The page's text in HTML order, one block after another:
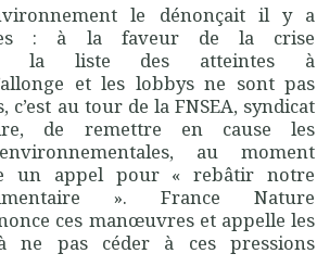
le dénonçait il y a
: à la faveur de la crise
la liste des atteintes à
et les lobbys ne sont pas
c’est au tour de la FNSEA, syndicat
de remettre en cause les
au moment
un appel pour « rebâtir notre
». France Nature
ces manœuvres et appelle les
ne pas céder à ces pressions